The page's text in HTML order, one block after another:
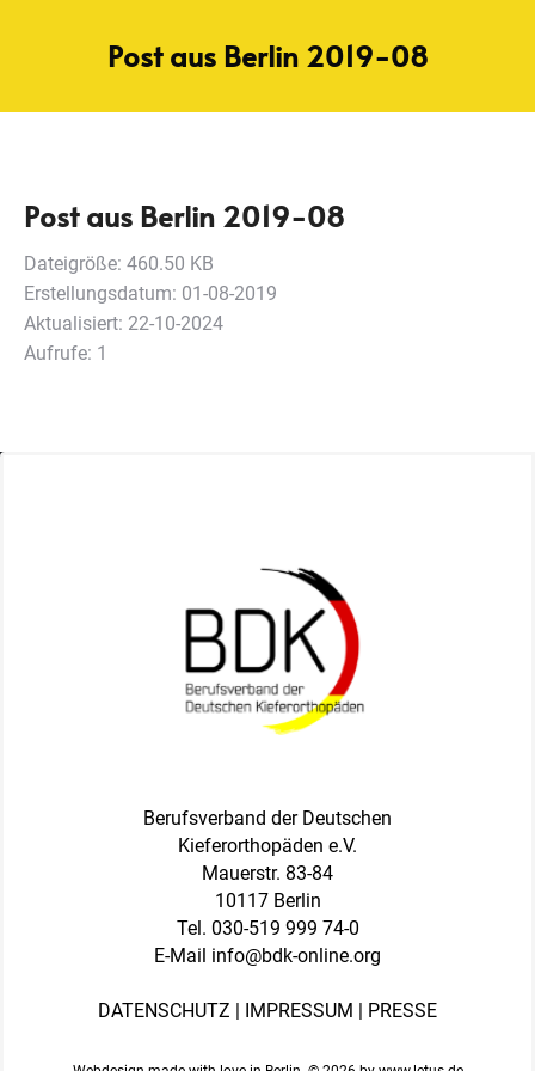
Post aus Berlin 2019-08
Post aus Berlin 2019-08
Dateigröße: 460.50 KB
Erstellungsdatum: 01-08-2019
Aktualisiert: 22-10-2024
Aufrufe: 1
Berufsverband der Deutschen
Kieferorthopäden e.V.
Mauerstr. 83-84
10117 Berlin
Tel. 030-519 999 74-0
E-Mail info@bdk-online.org
DATENSCHUTZ | IMPRESSUM | PRESSE